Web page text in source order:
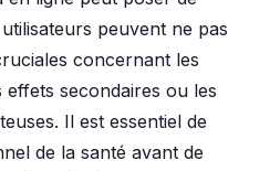
peuvent ne pas
concernant les
secondaires ou les
Il est essentiel de
de la santé avant de